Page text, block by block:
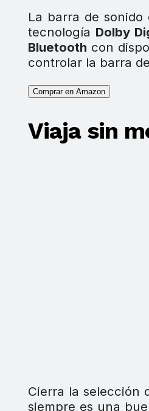
La barra de sonido
tecnología Dolby
Bluetooth con
controlar la barra
Comprar en Amazon
Viaja sin
Cierra la selección
siempre es una